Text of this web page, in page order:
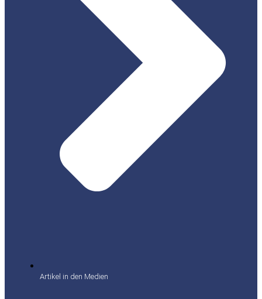
Artikel in den Medien